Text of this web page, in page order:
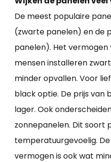
De meest populaire
(zwarte panelen) en de
panelen). Het
mensen installeren
minder opvallen. Voor
black optie. De prijs van
lager. Ook
zonnepanelen. Dit soort
temperatuurgevoelig.
vermogen is ook wat